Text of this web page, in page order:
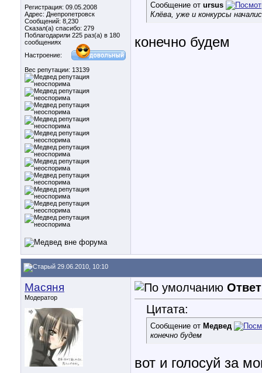
Регистрация: 09.05.2008
Адрес: Днепропетровск
Сообщений: 8,230
Сказал(а) спасибо: 279
Поблагодарили 225 раз(а) в 180
сообщениях
Настроение:
Вес репутации: 13139
Сообщение от ursus
Клёва, уже и конкурсы
конечно будем
29.06.2010, 10:10
Масяня
Модератор
Цитата:
Сообщение от Медвед
конечно будем
вот и голосуй за